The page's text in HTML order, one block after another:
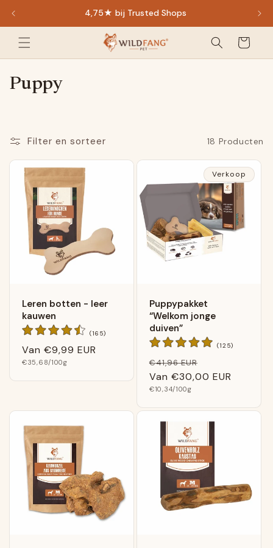
inhoud
4,75★ bij Trusted Shops
Winkelwagen
C
e
g
Puppy
Filter en sorteer 18 Producten
Leren botten - leer
kauwen
(165)165
beoordelingen
Normale
prijs
Van €9,99 EUR
Basis
€35,68/100g
Verkoop
Puppypakket
“Welkom jonge
duiven”
(125)125
Normale
prijs
€41,96 EUR
Van €30,00 EUR
Basis
€10,34/100g